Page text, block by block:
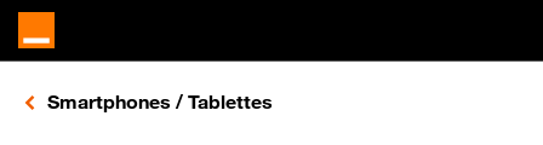
Retours vers le listing d'articles de la catégorie
Smartphones / Tablettes